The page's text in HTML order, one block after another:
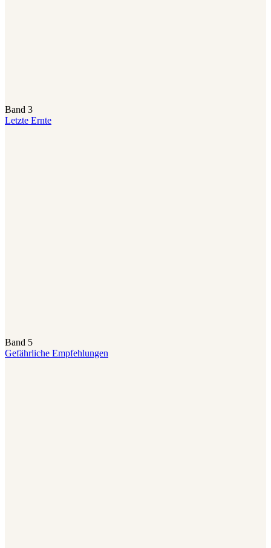
Band 3
Letzte Ernte
Band 5
Gefährliche Empfehlungen